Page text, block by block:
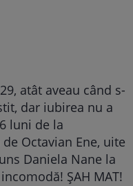
atât aveau când s-
dar iubirea nu a
luni de la
Octavian Ene, uite
Daniela Nane la
ȘAH MAT!